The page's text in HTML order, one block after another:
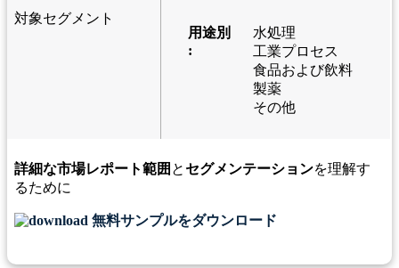
対象セグメント
用途別
:
水処理
工業プロセス
食品および飲料
製薬
その他
詳細な市場レポート範囲 と セグメンテーションを理解す
るために
無料サンプルをダウンロード